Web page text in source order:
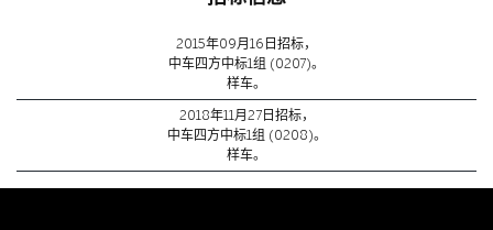
2015年09月16日招标，
中车四方中标1组 (0207)。
样车。
2018年11月27日招标，
中车四方中标1组 (0208)。
样车。